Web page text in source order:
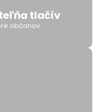
tlačív
občanov